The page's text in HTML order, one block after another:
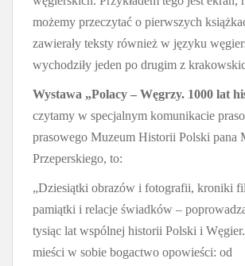
możemy przeczytać o pierwszych
zawierały teksty również w języku
wychodziły jeden po drugim z
Wystawa „Polacy – Węgrzy. 1000 lat
czytamy w specjalnym komunikacie
prasowego Muzeum Historii Polski pana
Przeperskiego, to:
„Dziesiątki obrazów i fotografii, kroniki
pamiątki i relacje świadków –
tysiąc lat wspólnej historii Polski i Węgier.
mieści w sobie bogactwo opowieści: od